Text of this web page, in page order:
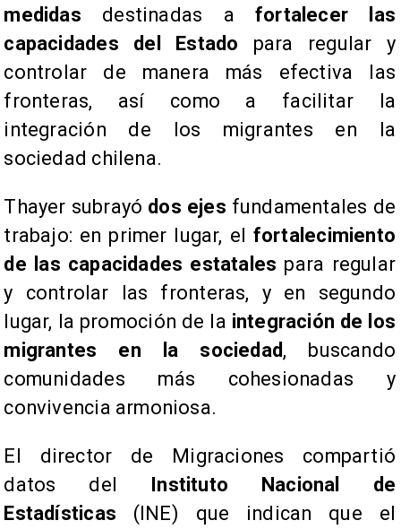
medidas destinadas a fortalecer las
capacidades del Estado para regular y
controlar de manera más efectiva las
fronteras, así como a facilitar la
integración de los migrantes en la
sociedad chilena.
​Thayer subrayó dos ejes fundamentales de
trabajo: en primer lugar, el fortalecimiento
de las capacidades estatales para regular
y controlar las fronteras, y en segundo
lugar, la promoción de la integración de los
migrantes en la sociedad , buscando
comunidades más cohesionadas y
convivencia armoniosa.
​El director de Migraciones compartió
datos del Instituto Nacional de
Estadísticas (INE) que indican que el